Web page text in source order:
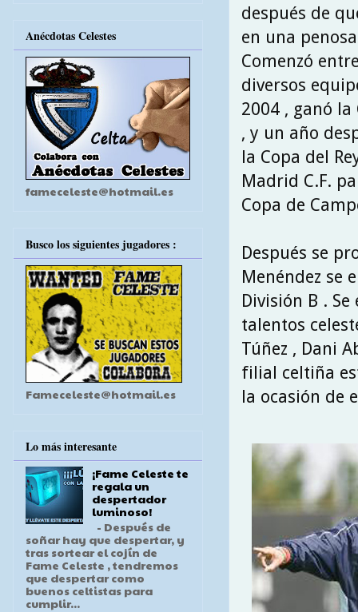
después de
en una
Comenzó
diversos
2004 , ganó la
, y un año
la Copa del
Madrid C.F.
Copa de
Después se
Menéndez se
División B .
talentos
Túñez , Dani
filial celtiña
la ocasión de
Anécdotas Celestes
fameceleste@hotmail.es
Busco los siguientes jugadores :
Fameceleste@hotmail.es
Lo más interesante
¡Fame Celeste te
regala un
despertador
luminoso!
- Después de
soñar hay que despertar, y
tras sortear el cojín de
Fame Celeste , tendremos
que despertar como
buenos celtistas para
cumplir...